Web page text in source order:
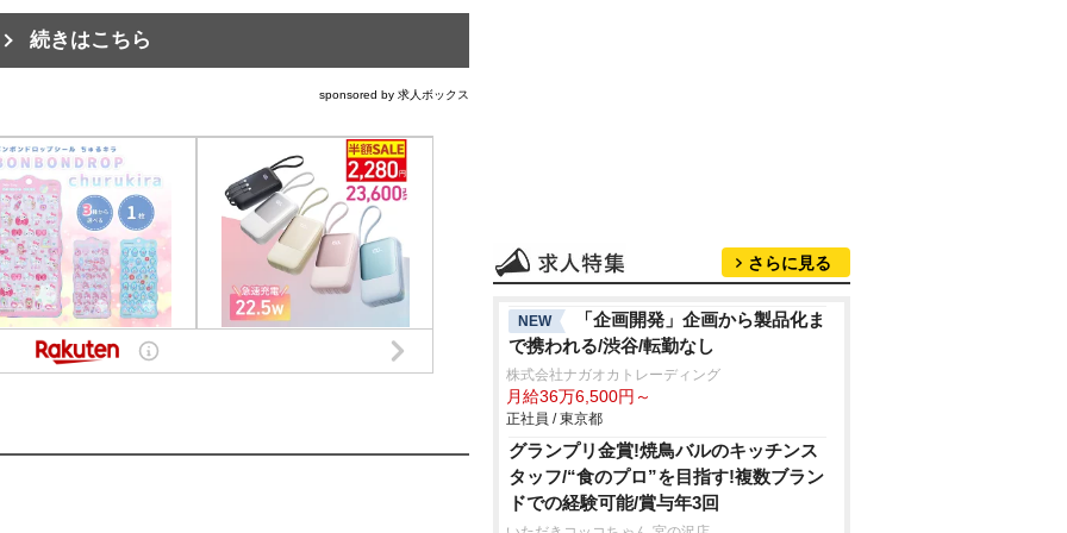
続きはこちら
sponsored by 求人ボックス
さらに見る
NEW
「企画開発」企画から製品化ま
で携われる/渋谷/転勤なし
株式会社ナガオカトレーディング
月給36万6,500円～
正社員 / 東京都
グランプリ金賞!焼鳥バルのキッチンス
タッフ/“食のプロ”を目指す!複数ブラン
ドでの経験可能/賞与年3回